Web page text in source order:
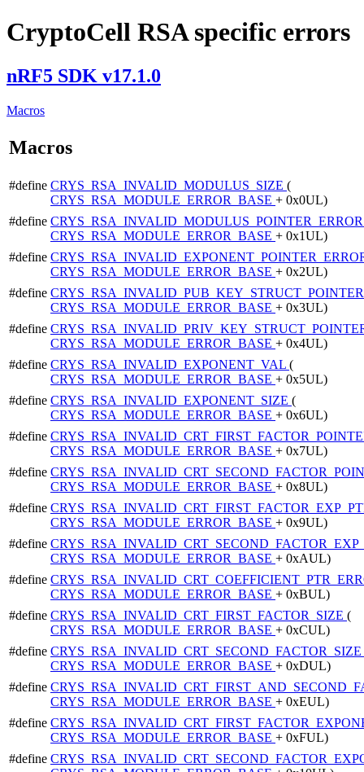
CryptoCell RSA specific errors
nRF5 SDK v17.1.0
Macros
Macros
#define CRYS_RSA_INVALID_MODULUS_SIZE (
CRYS_RSA_MODULE_ERROR_BASE + 0x0UL)
#define
CRYS_RSA_MODULE_ERROR_BASE + 0x1UL)
#define
CRYS_RSA_MODULE_ERROR_BASE + 0x2UL)
#define
CRYS_RSA_MODULE_ERROR_BASE + 0x3UL)
#define
CRYS_RSA_MODULE_ERROR_BASE + 0x4UL)
#define CRYS_RSA_INVALID_EXPONENT_VAL (
CRYS_RSA_MODULE_ERROR_BASE + 0x5UL)
#define CRYS_RSA_INVALID_EXPONENT_SIZE (
CRYS_RSA_MODULE_ERROR_BASE + 0x6UL)
#define
CRYS_RSA_MODULE_ERROR_BASE + 0x7UL)
#define
CRYS_RSA_MODULE_ERROR_BASE + 0x8UL)
#define
CRYS_RSA_MODULE_ERROR_BASE + 0x9UL)
#define
CRYS_RSA_MODULE_ERROR_BASE + 0xAUL)
#define
CRYS_RSA_MODULE_ERROR_BASE + 0xBUL)
#define CRYS_RSA_INVALID_CRT_FIRST_FACTOR_SIZE (
CRYS_RSA_MODULE_ERROR_BASE + 0xCUL)
#define CRYS_RSA_INVALID_CRT_SECOND_FACTOR_SIZE
CRYS_RSA_MODULE_ERROR_BASE + 0xDUL)
#define
CRYS_RSA_MODULE_ERROR_BASE + 0xEUL)
#define
CRYS_RSA_MODULE_ERROR_BASE + 0xFUL)
#define